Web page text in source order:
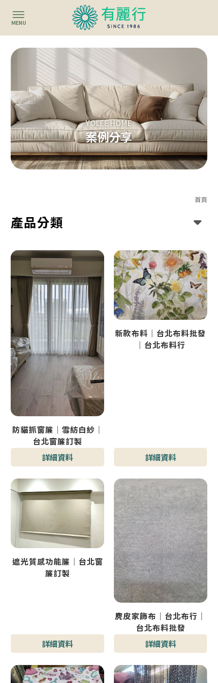
案例分享
首頁
產品分類
防貓抓窗簾｜雪紡白紗｜
台北窗簾訂製
詳細資料
新款布料｜台北布料批發
｜台北布料行
詳細資料
遮光質感功能簾｜台北窗
簾訂製
詳細資料
麂皮家飾布｜台北布行｜
台北布料批發
詳細資料